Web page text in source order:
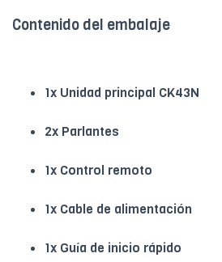
Contenido del embalaje
1x Unidad principal CK43N
2x Parlantes
1x Control remoto
1x Cable de alimentación
1x Guía de inicio rápido